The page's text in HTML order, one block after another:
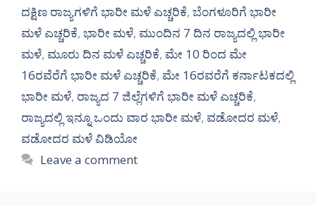
ದಕ್ಷಿಣ ರಾಜ್ಯಗಳಿಗೆ ಭಾರೀ ಮಳೆ ಎಚ್ಚರಿಕೆ, ಬೆಂಗಳೂರಿಗೆ ಭಾರೀ
ಮಳೆ ಎಚ್ಚರಿಕೆ, ಭಾರೀ ಮಳೆ, ಮುಂದಿನ 7 ದಿನ ರಾಜ್ಯದಲ್ಲಿ ಭಾರೀ
ಮಳೆ, ಮೂರು ದಿನ ಮಳೆ ಎಚ್ಚರಿಕೆ, ಮೇ 10 ರಿಂದ ಮೇ
16ರವೆರೆಗೆ ಭಾರೀ ಮಳೆ ಎಚ್ಚರಿಕೆ, ಮೇ 16ರವರೆಗೆ ಕರ್ನಾಟಕದಲ್ಲಿ
ಭಾರೀ ಮಳೆ, ರಾಜ್ಯದ 7 ಜಿಲ್ಲೆಗಳಿಗೆ ಭಾರೀ ಮಳೆ ಎಚ್ಚರಿಕೆ,
ರಾಜ್ಯದಲ್ಲಿ ಇನ್ನೂ ಒಂದು ವಾರ ಭಾರೀ ಮಳೆ, ವಡೋದರ ಮಳೆ,
ವಡೋದರ ಮಳೆ ವಿಡಿಯೋ
Leave a comment